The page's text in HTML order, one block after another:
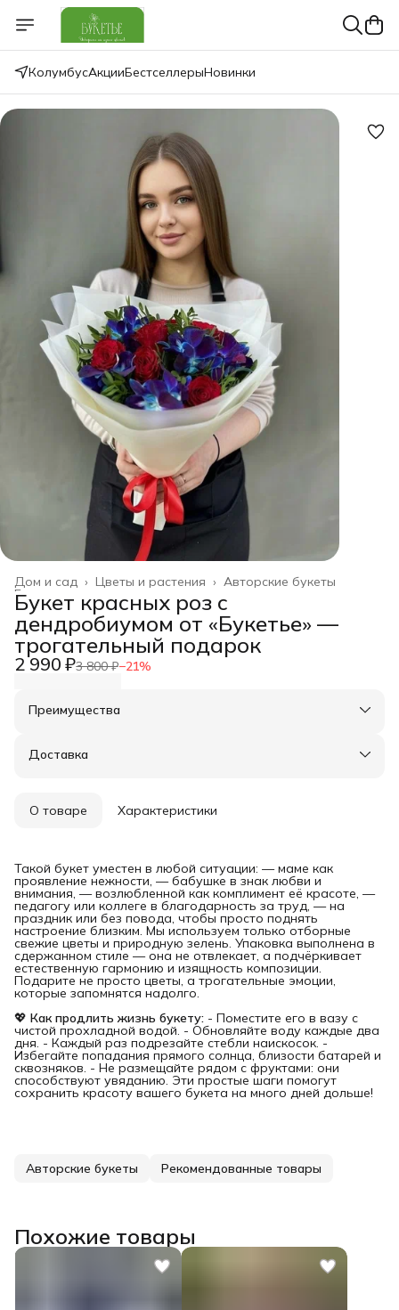
КолумбусАкцииБестселлерыНовинки
Авторские букеты
Цветы и растения ›
Дом и сад ›
Главная
Букет красных роз с
дендробиумом от «Букетье» —
трогательный подарок
2 990 ₽3 800 ₽−21%
Преимущества
Оплата частями в Сплит
Удобный возврат
Доставка
О товаре Характеристики
Такой букет уместен в любой ситуации: — маме как
проявление нежности, — бабушке в знак любви и
внимания, — возлюбленной как комплимент её красоте, —
педагогу или коллеге в благодарность за труд, — на
праздник или без повода, чтобы просто поднять
настроение близким. Мы используем только отборные
свежие цветы и природную зелень. Упаковка выполнена в
сдержанном стиле — она не отвлекает, а подчёркивает
естественную гармонию и изящность композиции.
Подарите не просто цветы, а трогательные эмоции,
которые запомнятся надолго.
💖 Как продлить жизнь букету: - Поместите его в вазу с
чистой прохладной водой. - Обновляйте воду каждые два
дня. - Каждый раз подрезайте стебли наискосок. -
Избегайте попадания прямого солнца, близости батарей и
сквозняков. - Не размещайте рядом с фруктами: они
способствуют увяданию. Эти простые шаги помогут
сохранить красоту вашего букета на много дней дольше!
Авторские букеты Рекомендованные товары
Похожие товары